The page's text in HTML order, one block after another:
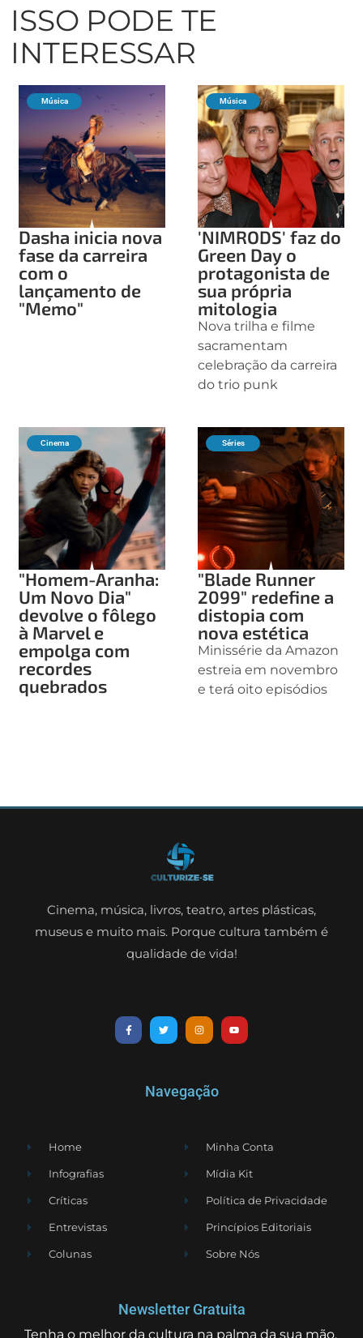
ISSO PODE TE
INTERESSAR
Música
Dasha inicia nova
fase da carreira
com o
lançamento de
"Memo"
Música
'NIMRODS' faz do
Green Day o
protagonista de
sua própria
mitologia
Nova trilha e filme
sacramentam
celebração da carreira
do trio punk
Cinema
"Homem-Aranha:
Um Novo Dia"
devolve o fôlego
à Marvel e
empolga com
recordes
quebrados
Séries
"Blade Runner
2099" redefine a
distopia com
nova estética
Minissérie da Amazon
estreia em novembro
e terá oito episódios
Cinema, música, livros, teatro, artes plásticas,
museus e muito mais. Porque cultura também é
qualidade de vida!
Navegação
Home
Infografias
Críticas
Entrevistas
Colunas
Minha Conta
Mídia Kit
Política de Privacidade
Princípios Editoriais
Sobre Nós
Newsletter Gratuita
Tenha o melhor da cultura na palma da sua mão.